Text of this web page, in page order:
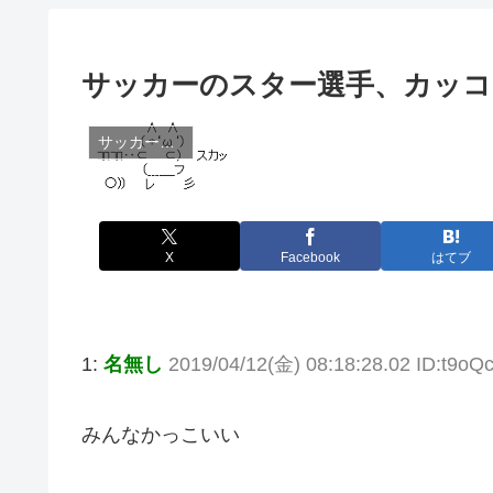
サッカーのスター選手、カッ
サッカー全般ネタ
X Facebook はてブ
1: 名無し 2019/04/12(金) 08:18:28.02
みんなかっこいい